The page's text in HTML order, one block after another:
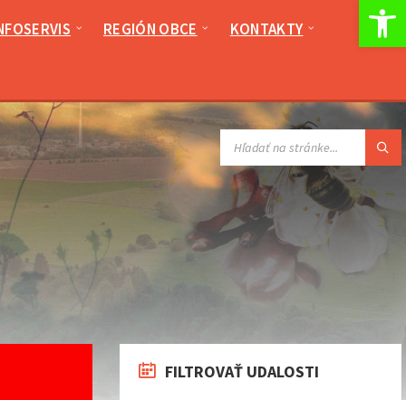
REGIÓN OBCE KONTAKTY
VYHĽADÁVANIE:
FILTROVAŤ UDALOSTI